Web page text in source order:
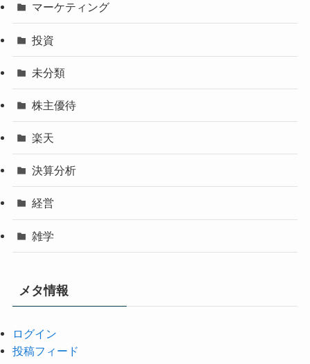
マーケティング
投資
未分類
株主優待
楽天
決算分析
経営
雑学
メタ情報
ログイン
投稿フィード